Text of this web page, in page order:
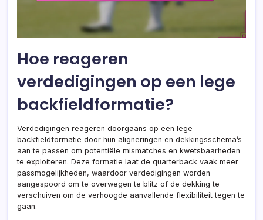
Hoe reageren
verdedigingen op een lege
backfieldformatie?
Verdedigingen reageren doorgaans op een lege
backfieldformatie door hun aligneringen en dekkingsschema’s
aan te passen om potentiële mismatches en kwetsbaarheden
te exploiteren. Deze formatie laat de quarterback vaak meer
passmogelijkheden, waardoor verdedigingen worden
aangespoord om te overwegen te blitz of de dekking te
verschuiven om de verhoogde aanvallende flexibiliteit tegen te
gaan.